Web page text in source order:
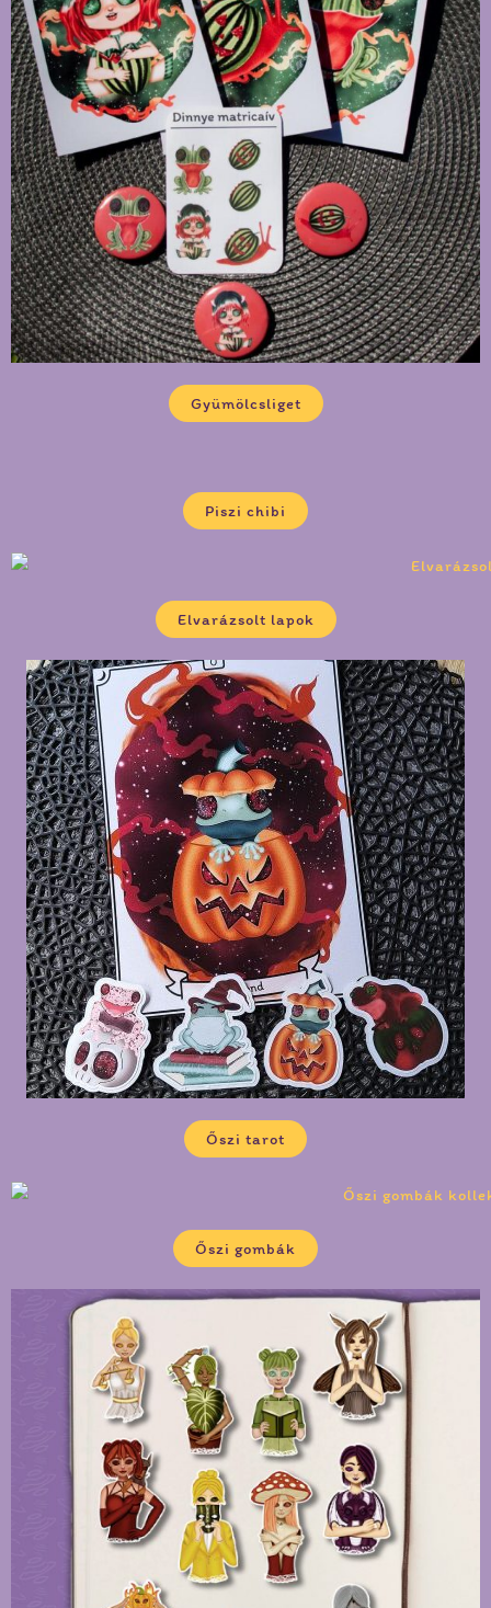
Gyümölcsliget
Piszi chibi
Elvarázsolt lapok
Őszi tarot
Őszi gombák